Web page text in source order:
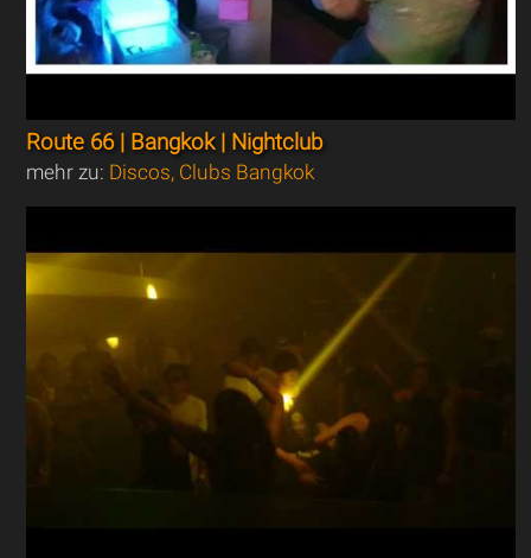
Route 66 | Bangkok | Nightclub
mehr zu: Discos, Clubs Bangkok